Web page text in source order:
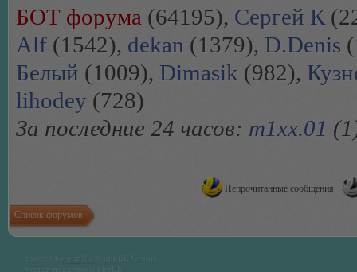
БОТ форума (64195), Сергей К
Alf (1542), dekan (1379), D.Denis
Белый (1009), Dimasik (982),
lihodey (728)
За последние 24 часов: m1xx.01
Непрочитанные сообщения
Список форумов